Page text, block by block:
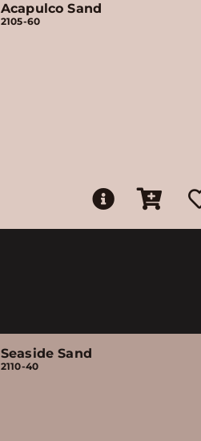
Acapulco Sand
2105-60
Seaside Sand
2110-40